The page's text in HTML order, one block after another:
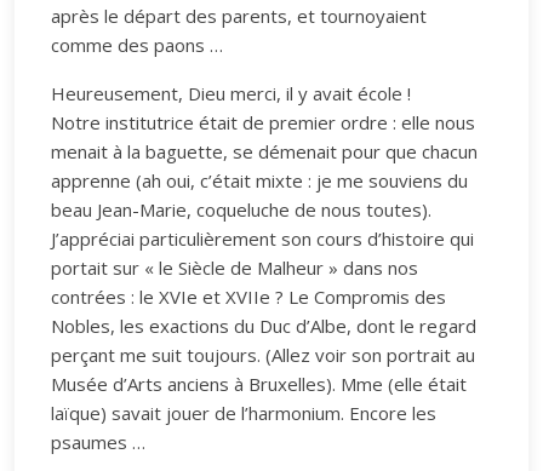
après le départ des parents, et tournoyaient
comme des paons …
Heureusement, Dieu merci, il y avait école !
Notre institutrice était de premier ordre : elle nous
menait à la baguette, se démenait pour que chacun
apprenne (ah oui, c’était mixte : je me souviens du
beau Jean-Marie, coqueluche de nous toutes).
J’appréciai particulièrement son cours d’histoire qui
portait sur « le Siècle de Malheur » dans nos
contrées : le XVIe et XVIIe ? Le Compromis des
Nobles, les exactions du Duc d’Albe, dont le regard
perçant me suit toujours. (Allez voir son portrait au
Musée d’Arts anciens à Bruxelles). Mme (elle était
laïque) savait jouer de l’harmonium. Encore les
psaumes …